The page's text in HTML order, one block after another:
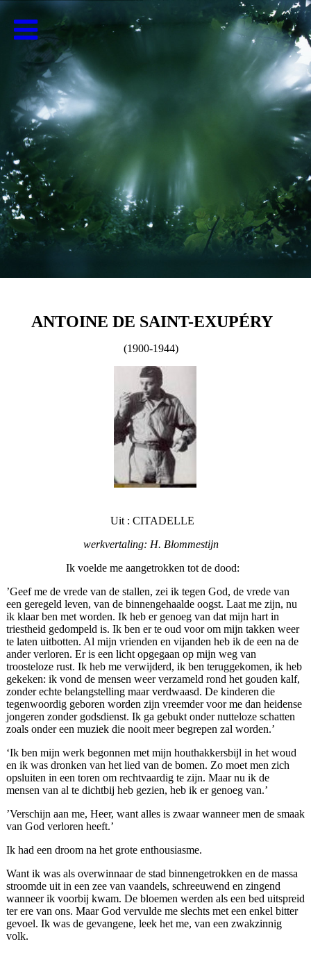
ANTOINE DE SAINT-EXUPÉRY
(1900-1944)
Uit : CITADELLE
werkvertaling: H. Blommestijn
Ik voelde me aangetrokken tot de dood:
’Geef me de vrede van de stallen, zei ik tegen God, de vrede van
een geregeld leven, van de binnengehaalde oogst. Laat me zijn, nu
ik klaar ben met worden. Ik heb er genoeg van dat mijn hart in
triestheid gedompeld is. Ik ben er te oud voor om mijn takken weer
te laten uitbotten. Al mijn vrienden en vijanden heb ik de een na de
ander verloren. Er is een licht opgegaan op mijn weg van
troosteloze rust. Ik heb me verwijderd, ik ben teruggekomen, ik heb
gekeken: ik vond de mensen weer verzameld rond het gouden kalf,
zonder echte belangstelling maar verdwaasd. De kinderen die
tegenwoordig geboren worden zijn vreemder voor me dan heidense
jongeren zonder godsdienst. Ik ga gebukt onder nutteloze schatten
zoals onder een muziek die nooit meer begrepen zal worden.’
‘Ik ben mijn werk begonnen met mijn houthakkersbijl in het woud
en ik was dronken van het lied van de bomen. Zo moet men zich
opsluiten in een toren om rechtvaardig te zijn. Maar nu ik de
mensen van al te dichtbij heb gezien, heb ik er genoeg van.’
’Verschijn aan me, Heer, want alles is zwaar wanneer men de smaak
van God verloren heeft.’
Ik had een droom na het grote enthousiasme.
Want ik was als overwinnaar de stad binnengetrokken en de massa
stroomde uit in een zee van vaandels, schreeuwend en zingend
wanneer ik voorbij kwam. De bloemen werden als een bed uitspreid
ter ere van ons. Maar God vervulde me slechts met een enkel bitter
gevoel. Ik was de gevangene, leek het me, van een zwakzinnig
volk.